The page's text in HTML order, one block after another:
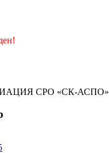
СРО «СК-АСПО»